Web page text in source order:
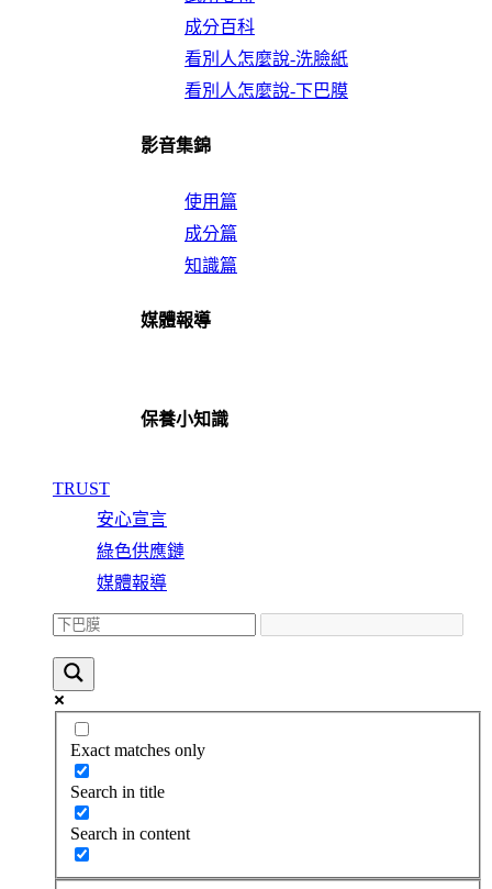
成分百科
看別人怎麼說-洗臉紙
看別人怎麼說-下巴膜
影音集錦
使用篇
成分篇
知識篇
媒體報導
保養小知識
TRUST
安心宣言
綠色供應鏈
媒體報導
Exact matches only
Search in title
Search in content